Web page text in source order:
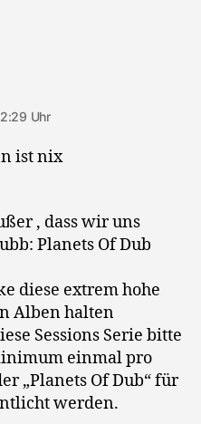
Uhr
ist nix
, dass wir uns
Planets Of Dub
diese extrem hohe
Alben halten
Sessions Serie bitte
einmal pro
„Planets Of Dub“ für
werden.